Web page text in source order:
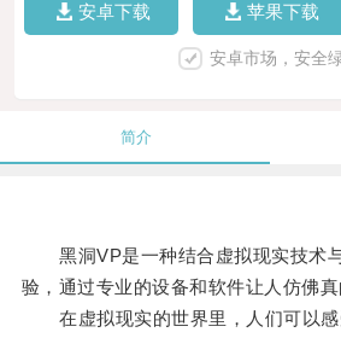
安卓下载 苹果下载
安卓市场，安全
简介
黑洞VP是一种结合虚拟现实技术
验，通过专业的设备和软件让人仿佛真
在虚拟现实的世界里，人们可以感